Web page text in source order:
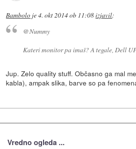
Bambolo je4. okt 2014 ob 11:08izjavil:
@Nummy
Kateri monitor pa imaš? A tegale, Dell
Jup. Zelo quality stuff. Občasno ga mal
kabla), ampak slika, barve so pa
Vredno ogleda ...